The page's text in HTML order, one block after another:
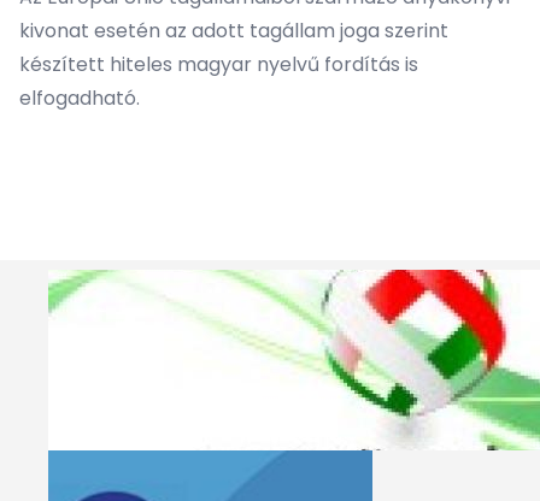
kivonat esetén az adott tagállam joga szerint
készített hiteles magyar nyelvű fordítás is
elfogadható.